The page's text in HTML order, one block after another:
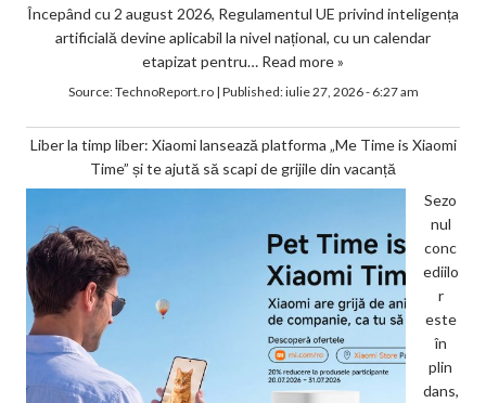
Începând cu 2 august 2026, Regulamentul UE privind inteligența
artificială devine aplicabil la nivel național, cu un calendar
etapizat pentru… Read more »
Source:TechnoReport.ro| Published:iulie 27, 2026 - 6:27 am
Liber la timp liber: Xiaomi lansează platforma „Me Time is Xiaomi
Time” și te ajută să scapi de grijile din vacanță
Sezo
nul
conc
ediilo
r
este
în
plin
dans,